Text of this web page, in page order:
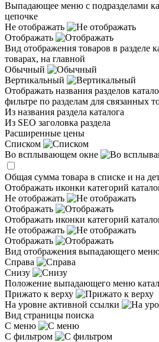
Выпадающее меню с подразделами
цепочке
Не отображать
Отображать
Вид отображения товаров в разделе
товарах, на главной
Обычный
Вертикальный
Отображать названия разделов
фильтре по разделам для связанных
Из названия раздела каталога
Из SEO заголовка раздела
Расширенные цены
Списком
Во всплывающем окне
Общая сумма товара в списке и на
Отображать иконки категорий
Не отображать
Отображать
Отображать иконки категорий
Не отображать
Отображать
Вид отображения выпадающего меню
Справа
Снизу
Положение выпадающего меню
Прижато к верху
На уровне активной ссылки
Вид страницы поиска
С меню
С фильтром